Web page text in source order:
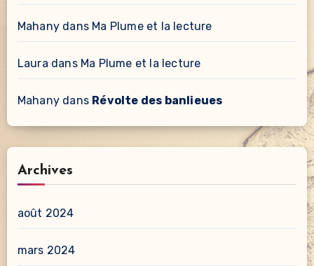
Mahanydans Ma Plume et la lecture
Laura dans Ma Plume et la lecture
Mahanydans Révolte des banlieues
Archives
août 2024
mars 2024